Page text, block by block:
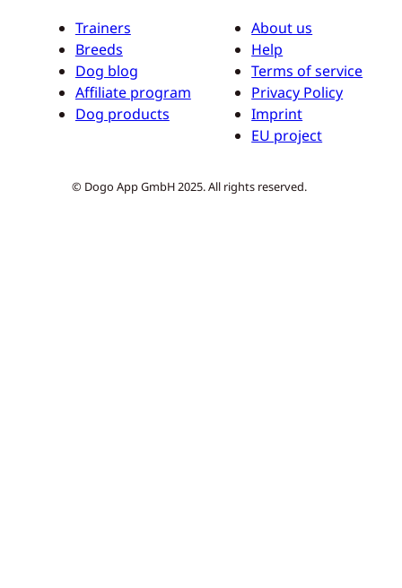
Trainers
Breeds
Dog blog
Affiliate program
Dog products
About us
Help
Terms of service
Privacy Policy
Imprint
EU project
© Dogo App GmbH 2025. All rights reserved.